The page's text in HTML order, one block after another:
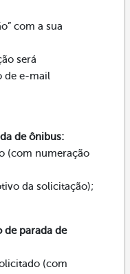
com a sua
será
de e-mail
de ônibus:
(com numeração
da solicitação);
de parada de
(com